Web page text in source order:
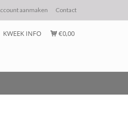
aanmaken Contact
KWEEK INFO €0,00